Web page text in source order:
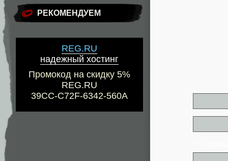
РЕКОМЕНДУЕМ
REG.RU
надежный хостинг
Промокод на скидку 5%
REG.RU
39CC-C72F-6342-560A